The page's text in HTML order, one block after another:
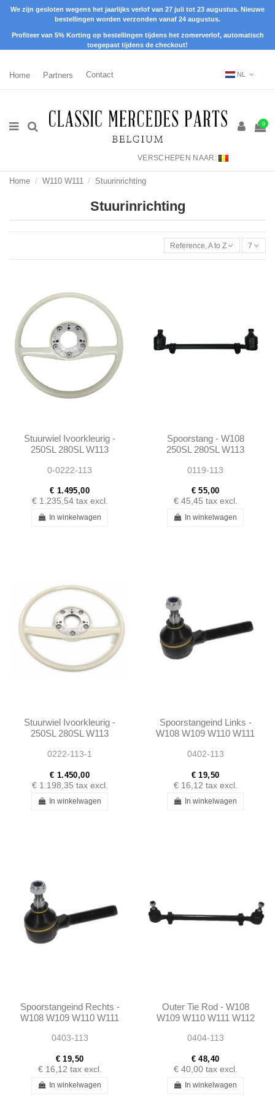
We zijn gesloten wegens het jaarlijks verlof van 27 juli tot 23 augustus. Nieuwe
bestellingen worden verzonden vanaf 24 augustus.
Profiteer van 5% Korting op bestellingen tijdens het zomerverlof, automatisch
toegepast tijdens de checkout!
Home Partners Contact NL
0
VERSCHEPEN NAAR:
Home W110 W111 Stuurinrichting
Stuurinrichting
Reference, A to Z 7
Stuurwiel Ivoorkleurig -
250SL 280SL W113
1154640301
0-0222-113
€ 1.495,00
€ 1.235,54 tax excl.
In winkelwagen
Spoorstang - W108
250SL 280SL W113
W112 - 1073300103
0119-113
€ 55,00
€ 45,45 tax excl.
In winkelwagen
Stuurwiel Ivoorkleurig -
250SL 280SL W113
1154640301
0222-113-1
€ 1.450,00
€ 1.198,35 tax excl.
In winkelwagen
Spoorstangeind Links -
W108 W109 W110 W111
W123 W115 R107
0402-113
€ 19,50
€ 16,12 tax excl.
In winkelwagen
Spoorstangeind Rechts -
W108 W109 W110 W111
W123 W115 R107
0403-113
€ 19,50
€ 16,12 tax excl.
In winkelwagen
Outer Tie Rod - W108
W109 W110 W111 W112
0404-113
€ 48,40
€ 40,00 tax excl.
In winkelwagen